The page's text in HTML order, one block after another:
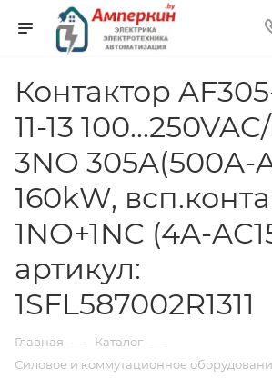
Контактор
11-13
3NO 305A(500A-
160kW,
1NO+1NC (4A-
артикул:
1SFL587002R1311
Главная — Каталог —
Силовое и коммутационное